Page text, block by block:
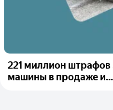
221 миллион штрафов
машины в продаже и...